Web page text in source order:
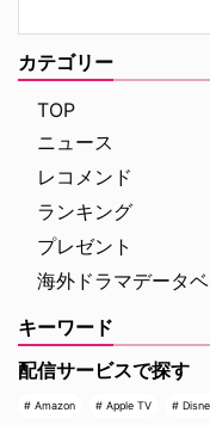
ジム・ベルジュラックが事
む人気シリーズだ。本国イ
で2025年にシーズン1（『
ルジュラック～豪邸に …
カテゴリー
TOP
ニュース
レコメンド
ランキング
プレゼント
海外ドラマデータ
キーワード
配信サービスで探す
Amazon Apple TV